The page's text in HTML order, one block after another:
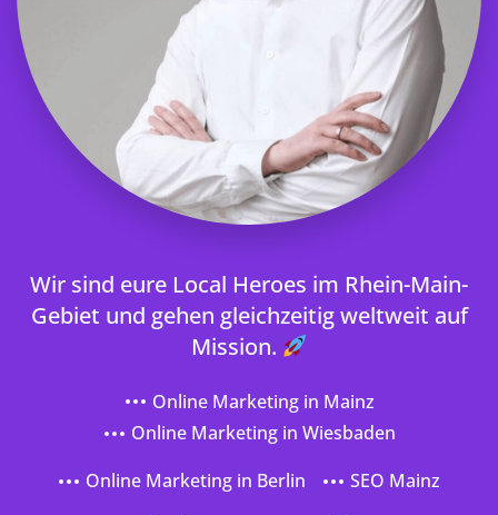
Wir sind eure Local Heroes im Rhein-Main-
Gebiet und gehen gleichzeitig weltweit auf
Mission.
Online Marketing in Mainz
Online Marketing in Wiesbaden
Online Marketing in Berlin
SEO Mainz